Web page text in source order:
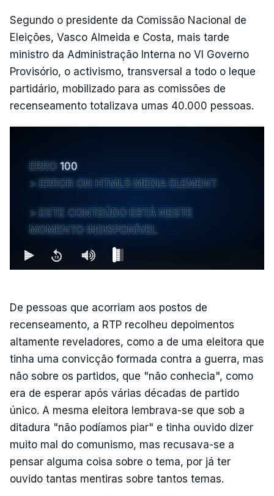
Segundo o presidente da Comissão Nacional de
Eleições, Vasco Almeida e Costa, mais tarde
ministro da Administração Interna no VI Governo
Provisório, o activismo, transversal a todo o leque
partidário, mobilizado para as comissões de
recenseamento totalizava umas 40.000 pessoas.
ERRO 100
ERROR ON HTML5 MEDIA ELEMENT
ESTE CONTEÚDO ESTÁ NESTE
MOMENTO INDISPONÍVEL
De pessoas que acorriam aos postos de
recenseamento, a RTP recolheu depoimentos
altamente reveladores, como a de uma eleitora que
tinha uma convicção formada contra a guerra, mas
não sobre os partidos, que "não conhecia", como
era de esperar após várias décadas de partido
único. A mesma eleitora lembrava-se que sob a
ditadura "não podíamos piar" e tinha ouvido dizer
muito mal do comunismo, mas recusava-se a
pensar alguma coisa sobre o tema, por já ter
ouvido tantas mentiras sobre tantos temas.